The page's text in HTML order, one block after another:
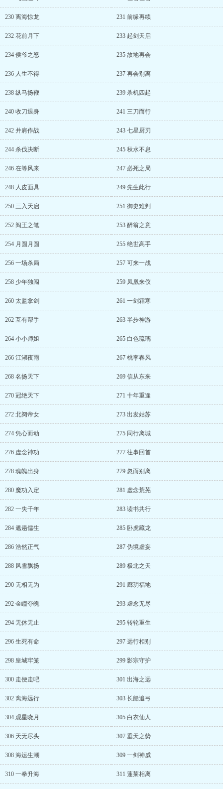
230 离海惊龙 231 前缘再续
232 花前月下 233 起剑天启
234 侯爷之怒 235 故地再会
236 人生不得 237 再会别离
238 纵马扬鞭 239 杀机四起
240 收刀退身 241 三刀而行
242 并肩作战 243 七星厨刃
244 杀伐决断 245 秋水不息
246 在等风来 247 必死之局
248 人皮面具 249 先生此行
250 三入天启 251 御史难判
252 阎王之笔 253 醉翁之意
254 月圆月圆 255 绝世高手
256 一场杀局 257 可来一战
258 少年独闯 259 凤凰来仪
260 太监拿剑 261 一剑霜寒
262 互有帮手 263 半步神游
264 小小师姐 265 白色琉璃
266 江湖夜雨 267 桃李春风
268 名扬天下 269 信从东来
270 冠绝天下 271 十年重逢
272 北阕帝女 273 出发姑苏
274 凭心而动 275 同行离城
276 虚念神功 277 往事回首
278 魂魄出身 279 忽而别离
280 魔功入定 281 虚念荒芜
282 一失千年 283 读书共行
284 邋遢儒生 285 卧虎藏龙
286 浩然正气 287 伪境虚妄
288 风雪飘扬 289 极北之天
290 无相无为 291 廊玥福地
292 金瞳夺魄 293 虚念无尽
294 无休无止 295 转轮重生
296 生死有命 297 远行相别
298 皇城牢笼 299 影宗守护
300 走便走吧 301 出海之远
302 离海远行 303 长船追弓
304 观星晓月 305 白衣仙人
306 天无尽头 307 垂天之势
308 海运生潮 309 一剑神威
310 一拳升海 311 蓬莱相离